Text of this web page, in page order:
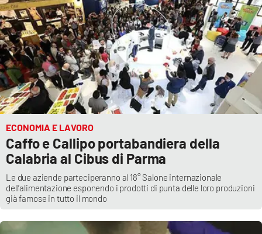
ECONOMIA E LAVORO
Caffo e Callipo portabandiera della
Calabria al Cibus di Parma
Le due aziende parteciperanno al 18° Salone internazionale
dell’alimentazione esponendo i prodotti di punta delle loro produzioni
già famose in tutto il mondo